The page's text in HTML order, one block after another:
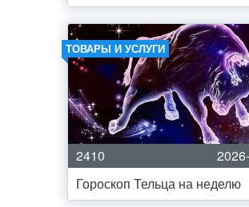
ТОВАРЫ И УСЛУГИ
2410
Гороскоп Тельца на неделю